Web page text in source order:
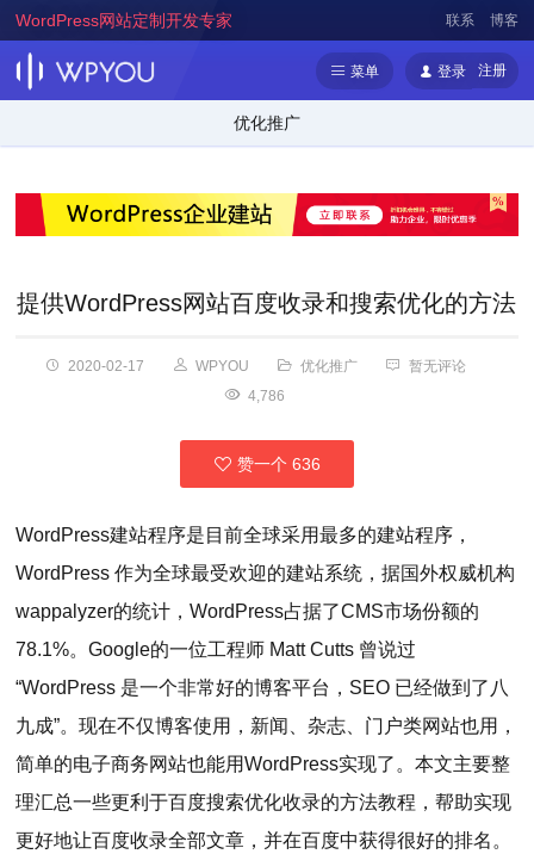
WordPress网站定制开发专家 联系 博客
菜单 登录 注册
优化推广
提供WordPress网站百度收录和搜索优化的方法
2020-02-17 WPYOU 优化推广
暂无评论
4,786
赞一个 636
WordPress建站程序是目前全球采用最多的建站程序，
WordPress 作为全球最受欢迎的建站系统，据国外权威机构
wappalyzer的统计，WordPress占据了CMS市场份额的
78.1%。Google的一位工程师 Matt Cutts 曾说过
“WordPress 是一个非常好的博客平台，SEO 已经做到了八
九成”。现在不仅博客使用，新闻、杂志、门户类网站也用，
简单的电子商务网站也能用WordPress实现了。本文主要整
理汇总一些更利于百度搜索优化收录的方法教程，帮助实现
更好地让百度收录全部文章，并在百度中获得很好的排名。